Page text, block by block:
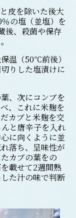
皮を除いた後大
の塩（並塩）を
後、殺菌や保存
温（50℃前後）
りした塩漬けに
、次にコンブを
、これに米麹を
カブと米麹を交
と唐辛子を入れ
に向くように並
落ち、呈味性が
カブの葉をの
載せて2週間熟
た汁の味で判断